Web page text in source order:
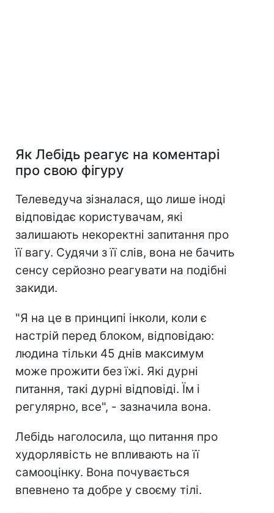
Як Лебідь реагує на коментарі
про свою фігуру
Телеведуча зізналася, що лише іноді
відповідає користувачам, які
залишають некоректні запитання про
її вагу. Судячи з її слів, вона не бачить
сенсу серйозно реагувати на подібні
закиди.
"Я на це в принципі інколи, коли є
настрій перед блоком, відповідаю:
людина тільки 45 днів максимум
може прожити без їжі. Які дурні
питання, такі дурні відповіді. Їм і
регулярно, все", - зазначила вона.
Лебідь наголосила, що питання про
худорлявість не впливають на її
самооцінку. Вона почувається
впевнено та добре у своєму тілі.